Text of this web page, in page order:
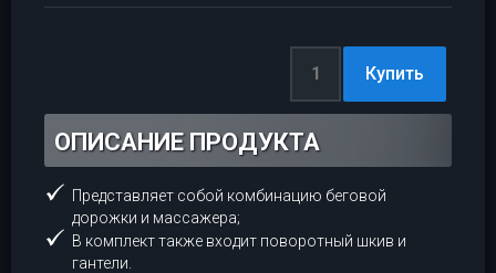
ОПИСАНИЕ ПРОДУКТА
Представляет собой комбинацию беговой
дорожки и массажера;
В комплект также входит поворотный шкив и
гантели.